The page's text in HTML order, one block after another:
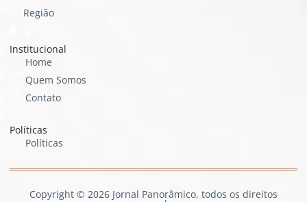
Região
Institucional
Home
Quem Somos
Contato
Políticas
Políticas
Copyright © 2026 Jornal Panorâmico, todos os direitos